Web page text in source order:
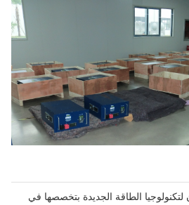
الطاقة الجديدة بتخصصها في